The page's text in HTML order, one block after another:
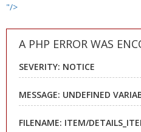
"/>
A PHP ERROR WAS
SEVERITY: NOTICE
MESSAGE: UNDEFINED
FILENAME: ITEM/